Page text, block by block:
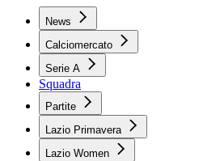
News
Calciomercato
Serie A
Squadra
Partite
Lazio Primavera
Lazio Women